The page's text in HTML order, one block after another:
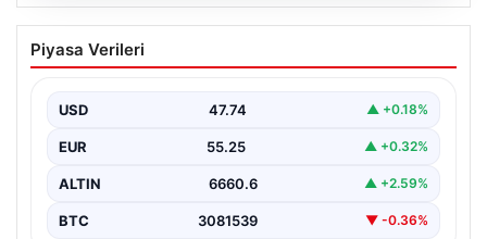
Kelebek sohbet platformu İle Dijital
İletişimin Sertifikalı Adresi Ve Chat
Sanal ortamında kullanıcıların güvenli bir biçimde iletişim
Piyasa Verileri
USD 47.74 ▲ +0.18%
EUR 55.25 ▲ +0.32%
ALTIN 6660.6 ▲ +2.59%
BTC 3081539 ▼ -0.36%